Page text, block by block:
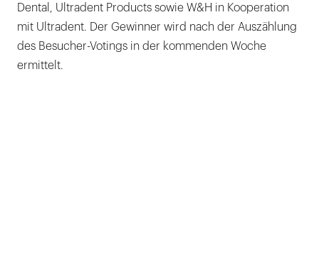
Dental, Ultradent Products sowie W&H in Kooperation
mit Ultradent. Der Gewinner wird nach der Auszählung
des Besucher-Votings in der kommenden Woche
ermittelt.